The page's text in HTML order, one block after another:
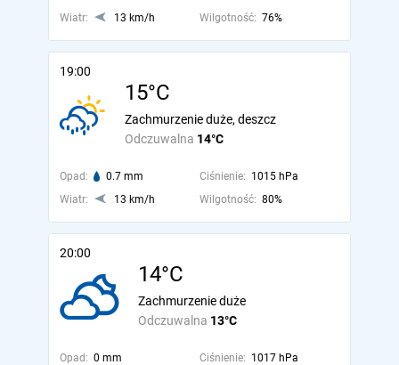
Wiatr:
13 km/h Wilgotność: 76%
19:00
15°C
Odczuwalna 14°C
Zachmurzenie duże, deszcz
Opad: 0.7 mm Ciśnienie: 1015 hPa
Wiatr:
13 km/h Wilgotność: 80%
20:00
14°C
Odczuwalna 13°C
Zachmurzenie duże
Opad: 0 mm Ciśnienie: 1017 hPa